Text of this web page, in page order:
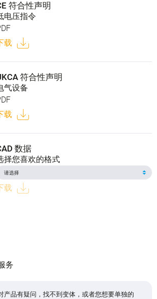
符合性声明
电压指令
载
符合性声明
气设备
载
数据
择您喜欢的格式
载
务
产品有疑问，找不到变体，或者您想要单独的